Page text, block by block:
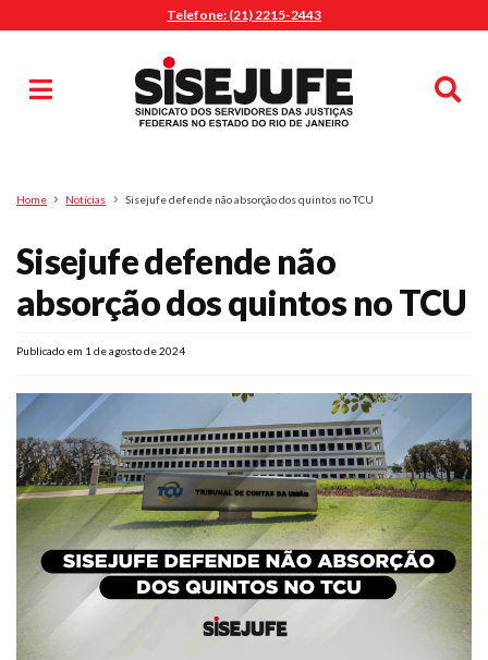
Telefone: (21) 2215-2443
Pesquisa
Home Notícias Sisejufe defende não absorção dos quintos no TCU
Sisejufe defende não
absorção dos quintos no TCU
Publicado em 1 de agosto de 2024
MENU
Sindicalize-se
Diretoria
O Sindicato
Agenda
Casa do Alto
Sede Campestre
Nossos Convênios
Gympass Wellhub
Seguro Auto
Plano de Saúde
Assistência Funeral
Pós-graduação
Twitter Youtube